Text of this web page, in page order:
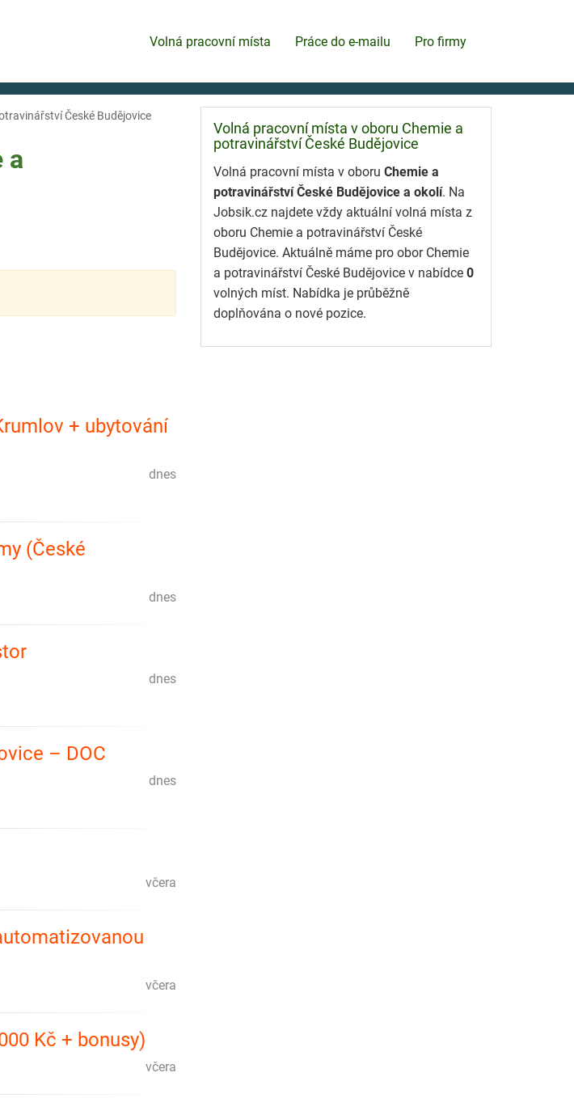
Volná pracovní místa Práce do e-mailu Pro firmy
České Budějovice
a
+ ubytování
dnes
(České
dnes
dnes
– DOC
dnes
včera
včera
Kč + bonusy)
včera
Volná pracovní místa v oboru Chemie a
potravinářství České Budějovice
Volná pracovní místa v oboru Chemie a
potravinářství České Budějovice a okolí. Na
Jobsik.cz najdete vždy aktuální volná místa z
oboru Chemie a potravinářství České
Budějovice. Aktuálně máme pro obor Chemie
a potravinářství České Budějovice v nabídce 0
volných míst. Nabídka je průběžně
doplňována o nové pozice.